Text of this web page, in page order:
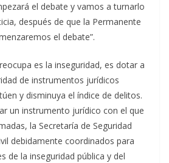
el debate y vamos a turnarlo
después de que la Permanente
el debate”.
es la inseguridad, es dotar a
de instrumentos jurídicos
y disminuya el índice de delitos.
un instrumento jurídico con el que
la Secretaría de Seguridad
debidamente coordinados para
de la inseguridad pública y del